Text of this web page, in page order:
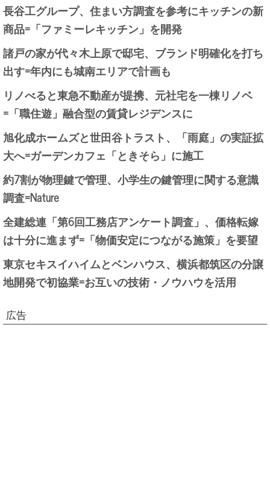
長谷工グループ、住まい方調査を参考にキッチンの新
商品=「ファミーレキッチン」を開発
諸戸の家が代々木上原で邸宅、ブランド明確化を打ち
出す=年内にも城南エリアで計画も
リノべると東急不動産が提携、元社宅を一棟リノベ
=「職住遊」融合型の賃貸レジデンスに
旭化成ホームズと世田谷トラスト、「雨庭」の実証拡
大へ=ガーデンカフェ「ときそら」に施工
約7割が物理鍵で管理、小学生の鍵管理に関する意識
調査=Nature
全建総連「第6回工務店アンケート調査」、価格転嫁
は十分に進まず=「物価安定につながる施策」を要望
東京セキスイハイムとベンハウス、横浜都筑区の分譲
地開発で初協業=お互いの技術・ノウハウを活用
広告